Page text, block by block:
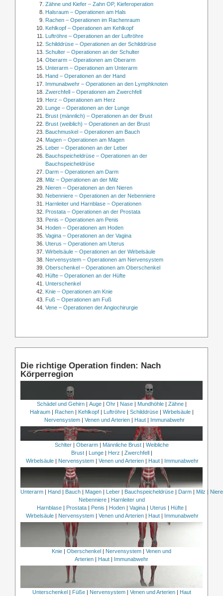
Zähne und Kiefer – Zahn OP, Kieferoperation
Halsraum – Operationen am Hals
Rachen – Operationen im Rachenraum
Kehlkopf – Operationen am Kehlkopf
Luftröhre – Operationen an der Luftröhre
Schilddrüse – Operationen an der Schilddrüse
Schulter – Operationen an der Schulter
Oberarm – Operationen am Oberarm
Unterarm – Operationen am Unterarm
Hand – Operationen an der Hand
Immunabwehr – Operationen an den Lymphknoten
Zwerchfell – Operationen am Zwerchfell
Herz – Operationen am Herz
Lunge – Operationen an der Lunge
Brust (männlich) – Operationen an der Brust
Brust (weiblich) – Operationen an der Brust
Bauchmuskel – Operationen am Bauch
Magen – Operationen am Magen
Leber – Operationen an der Leber
Bauchspeicheldrüse – Operationen an der
Bauchspeicheldrüse
Darm – Operationen am Darm
Milz – Operationen an der Milz
Nieren – Operationen an den Nieren
Nebenniere – Operationen an der Nebenniere
Harnleiter und Harnblase – Operationen
Prostata – Operationen an der Prostata
Penis – Operationen am Penis
Hoden – Operationen am Hoden
Vagina – Operationen an der Vagina
Uterus – Operationen am Uterus
Wirbelsäule – Operationen an der Wirbelsäule
Nervensystem – Operationen am Nervensystem
Oberschenkel – Operationen am Oberschenkel
Hüfte – Operationen an der Hüfte
Unterschenkel
Knie – Operationen am Knie
Fuß – Operationen am Fuß
Vene – Operationen der Angiochirurgie
Die richtige Operation finden: Nach
Körperregion
Schädel und Gehirn| Auge| Ohr| Nase| Mundhöhle| Zähne|
Halraum| Rachen| Kehlkopf| Luftröhre| Schilddrüse| Wirbelsäule|
Nervensystem | Venen und Arterien | Haut | Immunabwehr
Schlter| Oberarm| Männliche Brust| Weibliche
Brust| Lunge| Herz | Zwerchfell|
Wirbelsäule | Nervensystem | Venen und Arterien | Haut | Immunabwehr
Unterarm| Hand| Bauch| Magen| Leber| Bauchspeicheldrüse| Darm| Milz |
Nebenniere| Harnleiter und
Harnblase| Prostata| Penis | Hoden| Vagina| Uterus | Hüfte|
Wirbelsäule | Nervensystem | Venen und Arterien | Haut | Immunabwehr
Knie Oberschenkel Nervensystem
Venen und
Arterien
Haut Immunabwehr
Unterschenkel Füße| Nervensystem| Venen und Arterien| Haut